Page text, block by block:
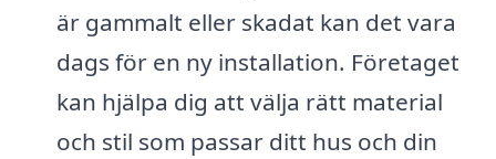
är gammalt eller skadat kan det vara
dags för en ny installation. Företaget
kan hjälpa dig att välja rätt material
och stil som passar ditt hus och din